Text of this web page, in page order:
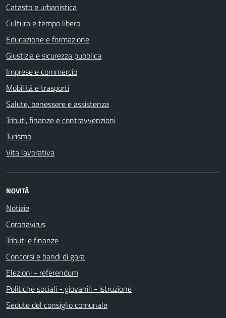
Catasto e urbanistica
Cultura e tempo libero
Educazione e formazione
Giustizia e sicurezza pubblica
Imprese e commercio
Mobilità e trasporti
Salute, benessere e assistenza
Tributi, finanze e contravvenzioni
Turismo
Vita lavorativa
NOVITÀ
Notizie
Coronavirus
Tributi e finanze
Concorsi e bandi di gara
Elezioni - referendum
Politiche sociali - giovanili - istruzione
Sedute del consiglio comunale